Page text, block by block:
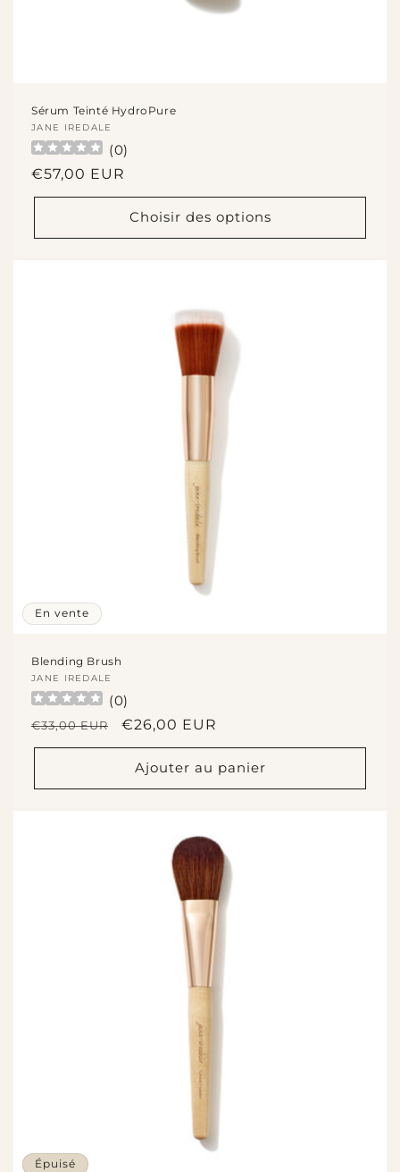
Sérum Teinté HydroPure
Fournisseur :
JANE IREDALE
(0)
Prix
habituel
€57,00 EUR
Choisir des options
En vente
Blending Brush
Fournisseur :
JANE IREDALE
(0)
Prix
habituel
€33,00 EUR
Prix
promotionnel
€26,00 EUR
Ajouter au panier
Épuisé